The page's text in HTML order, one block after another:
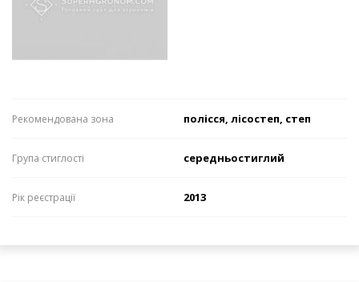
Рекомендована зона полісся, лісостеп, степ
Група стиглості середньостиглий
Рік реєстрації 2013